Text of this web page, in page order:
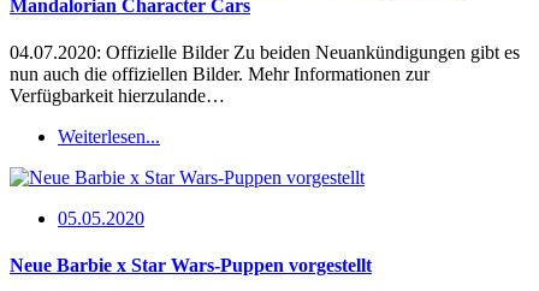
Mandalorian Character Cars
04.07.2020: Offizielle Bilder Zu beiden Neuankündigungen gibt es
nun auch die offiziellen Bilder. Mehr Informationen zur
Verfügbarkeit hierzulande…
Weiterlesen...
05.05.2020
Neue Barbie x Star Wars-Puppen vorgestellt